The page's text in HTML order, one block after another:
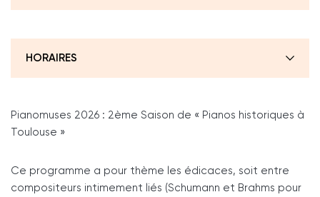
HORAIRES
Pianomuses 2026 : 2ème Saison de « Pianos historiques à
Toulouse »
Ce programme a pour thème les édicaces, soit entre
compositeurs intimement liés (Schumann et Brahms pour